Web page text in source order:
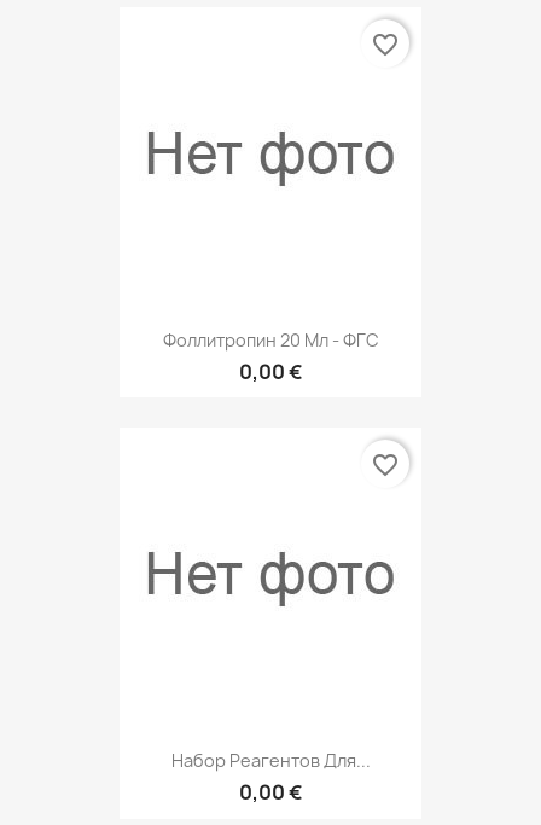
Фоллитропин 20 Мл - ФГС
0,00 €
favorite_border
Набор Реагентов Для...
0,00 €
favorite_border